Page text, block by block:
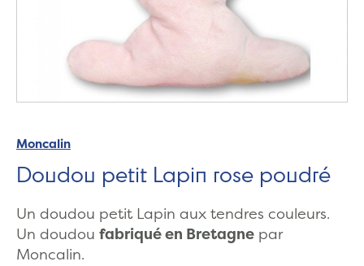
Moncalin
Doudou petit Lapin rose poudré
Un doudou petit Lapin aux tendres couleurs.
Un doudou fabriqué en Bretagne par
Moncalin.